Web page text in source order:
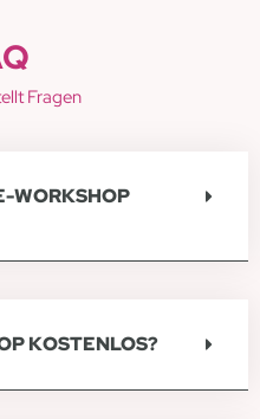
Fragen
WORKSHOP
KOSTENLOS?